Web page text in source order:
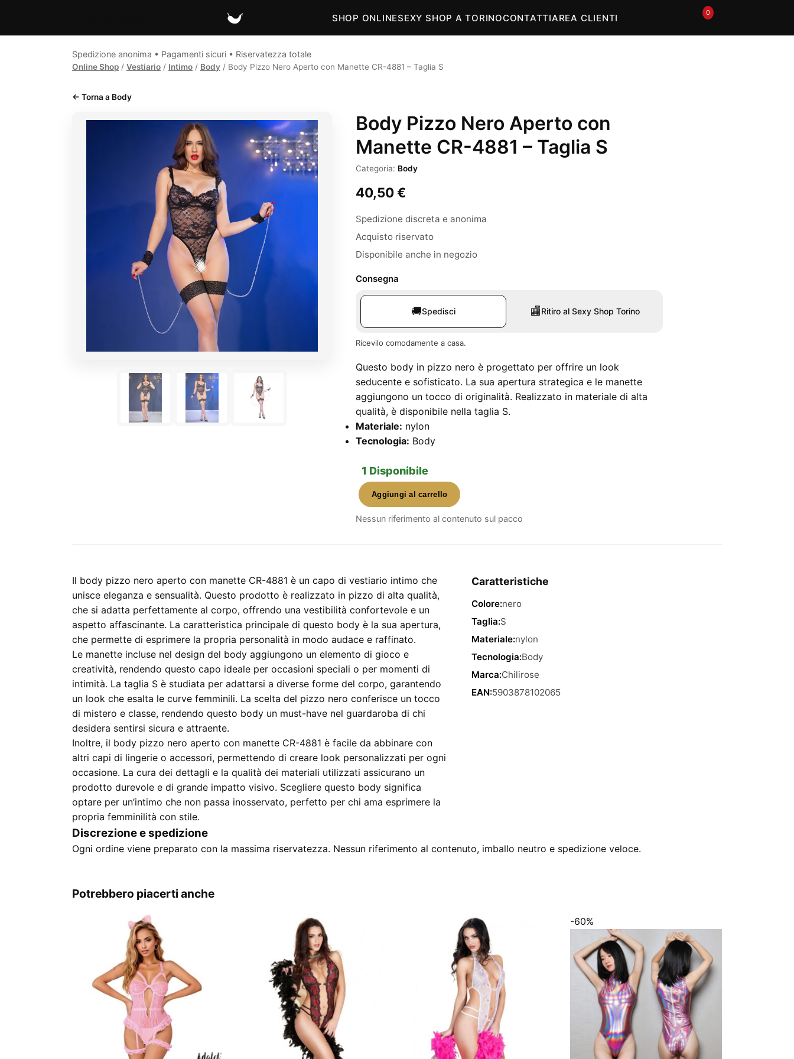
SHOP ONLINESEXY SHOP A TORINOCONTATTIAREA CLIENTI 🛒0
Spedizione anonima • Pagamenti sicuri • Riservatezza totale
Online Shop / Vestiario / Intimo / Body / Body Pizzo Nero Aperto con Manette CR-4881 – Taglia S
← Torna a Body
Body Pizzo Nero Aperto con
Manette CR-4881 – Taglia S
Categoria: Body
40,50€
Spedizione discreta e anonima
Acquisto riservato
Disponibile anche in negozio
Consegna
🚚Spedisci 🏬Ritiro al Sexy Shop Torino
Ricevilo comodamente a casa.
Questo body in pizzo nero è progettato per offrire un look
seducente e sofisticato. La sua apertura strategica e le manette
aggiungono un tocco di originalità. Realizzato in materiale di alta
qualità, è disponibile nella taglia S.
Materiale: nylon
Tecnologia: Body
1 Disponibile
Body
Pizzo
Manette
CR-
4881
–
Taglia
S
quantità
Aggiungi al carrello
Nessun riferimento al contenuto sul pacco
Il body pizzo nero aperto con manette CR-4881 è un capo di vestiario intimo che
unisce eleganza e sensualità. Questo prodotto è realizzato in pizzo di alta qualità,
che si adatta perfettamente al corpo, offrendo una vestibilità confortevole e un
aspetto affascinante. La caratteristica principale di questo body è la sua apertura,
che permette di esprimere la propria personalità in modo audace e raffinato.
Le manette incluse nel design del body aggiungono un elemento di gioco e
creatività, rendendo questo capo ideale per occasioni speciali o per momenti di
intimità. La taglia S è studiata per adattarsi a diverse forme del corpo, garantendo
un look che esalta le curve femminili. La scelta del pizzo nero conferisce un tocco
di mistero e classe, rendendo questo body un must-have nel guardaroba di chi
desidera sentirsi sicura e attraente.
Inoltre, il body pizzo nero aperto con manette CR-4881 è facile da abbinare con
altri capi di lingerie o accessori, permettendo di creare look personalizzati per ogni
occasione. La cura dei dettagli e la qualità dei materiali utilizzati assicurano un
prodotto durevole e di grande impatto visivo. Scegliere questo body significa
optare per un’intimo che non passa inosservato, perfetto per chi ama esprimere la
propria femminilità con stile.
Caratteristiche
Colore:nero
Taglia:S
Materiale:nylon
Tecnologia:Body
Marca:Chilirose
EAN:5903878102065
Discrezione e spedizione
Ogni ordine viene preparato con la massima riservatezza. Nessun riferimento al contenuto, imballo neutro e spedizione veloce.
Potrebbero piacerti anche
-60%